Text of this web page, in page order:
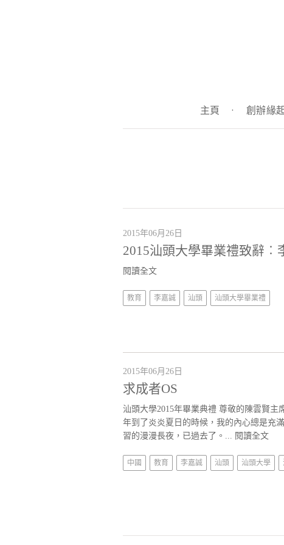
主頁 · 創辦緣
2015年06月26日
2015汕頭大學畢業禮致辭︰
閱讀全文
教育 李嘉誠 汕頭 汕頭大學畢業禮
2015年06月26日
求成者OS
汕頭大學2015年畢業典禮 尊敬的陳雲賢主
年到了炎炎夏日的時候，我的內心總是充
習的漫漫長夜，已過去了。... 閱讀全文
中國 教育 李嘉誠 汕頭 汕頭大學